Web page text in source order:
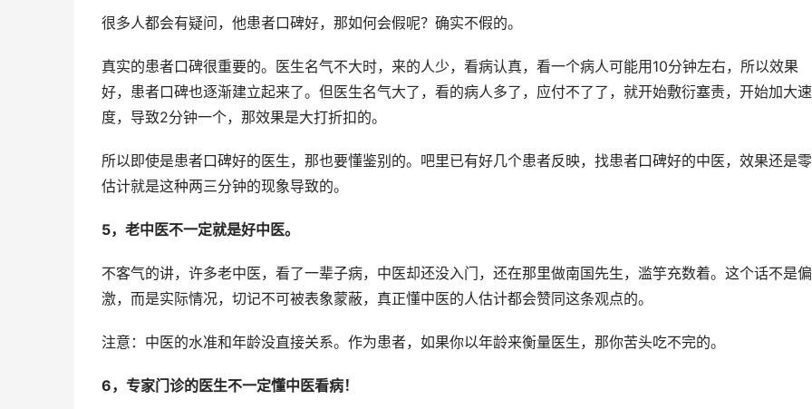
很多人都会有疑问，他患者口碑好，那如何会假呢？确实不假的。
真实的患者口碑很重要的。医生名气不大时，来的人少，看病认真，看一个病人可能用10分钟左右，所以效果
好，患者口碑也逐渐建立起来了。但医生名气大了，看的病人多了，应付不了了，就开始敷衍塞责，开始加大速
度，导致2分钟一个，那效果是大打折扣的。
所以即使是患者口碑好的医生，那也要懂鉴别的。吧里已有好几个患者反映，找患者口碑好的中医，效果还是
估计就是这种两三分钟的现象导致的。
5，老中医不一定就是好中医。
不客气的讲，许多老中医，看了一辈子病，中医却还没入门，还在那里做南国先生，滥竽充数着。这个话不是偏
激，而是实际情况，切记不可被表象蒙蔽，真正懂中医的人估计都会赞同这条观点的。
注意：中医的水准和年龄没直接关系。作为患者，如果你以年龄来衡量医生，那你苦头吃不完的。
6，专家门诊的医生不一定懂中医看病！